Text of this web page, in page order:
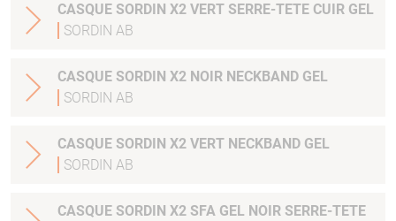
CASQUE SORDIN X2 VERT SERRE-TETE CUIR GEL
SORDIN AB
CASQUE SORDIN X2 NOIR NECKBAND GEL
SORDIN AB
CASQUE SORDIN X2 VERT NECKBAND GEL
SORDIN AB
CASQUE SORDIN X2 SFA GEL NOIR SERRE-TETE